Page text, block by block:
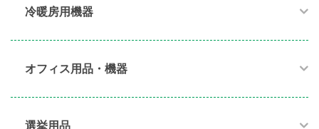
冷暖房用機器​
オフィス用品・機器​
選挙用品